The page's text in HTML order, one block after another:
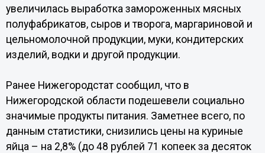
увеличилась выработка замороженных мясных
полуфабрикатов, сыров и творога, маргариновой и
цельномолочной продукции, муки, кондитерских
изделий, водки и другой продукции.
Ранее Нижегородстат сообщил, что в
Нижегородской области подешевели социально
значимые продукты питания. Заметнее всего, по
данным статистики, снизились цены на куриные
яйца – на 2,8% (до 48 рублей 71 копеек за десяток